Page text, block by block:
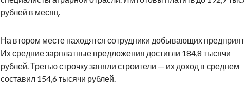
рублей в месяц.
На втором месте находятся сотрудники добывающих
Их средние зарплатные предложения достигли 184,8 тысячи
рублей. Третью строчку заняли строители — их доход в среднем
составил 154,6 тысячи рублей.